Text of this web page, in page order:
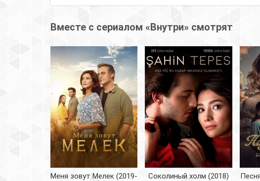
Вместе с сериалом «Внутри» смотрят
Меня зовут Мелек (2019-
Соколиный холм (2018)